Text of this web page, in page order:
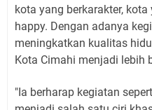
kota yang berkarakter,
happy. Dengan adanya
meningkatkan kualitas
Kota Cimahi menjadi lebih
"Ia berharap kegiatan